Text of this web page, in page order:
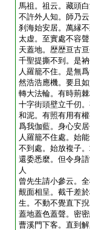
馬祖。祖云。藏頭
不許外人知。師乃
刹海始安居。萬縁
太虚。至實處不容
天蓋地。歴歴亘古
千聖提撕不到。是
人羅籠不住。是無
然浩浩應機。要且
轉大法輪。有時荊
十字街頭壁立千仞
和泥。有照有用有
爲我伽藍。身心安
人羅籠不住處。始
不到處。始放複子
還委悉麼。但令身
人
曾先生請小參云。
覿面相呈。截千差
生。不動不覺直下
蓋地蓋色蓋聲。密
曹溪門下客。直到